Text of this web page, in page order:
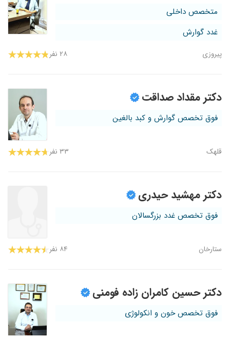
متخصص داخلی
غدد گوارش
پیروزی ۲۸ نفر
دکتر مقداد صداقت
فوق تخصص گوارش و کبد بالغین
قلهک ۳۳ نفر
دکتر مهشید حیدری
فوق تخصص غدد بزرگسالان
ستارخان ۸۴ نفر
دکتر حسین کامران زاده فومنی
فوق تخصص خون و انکولوژی